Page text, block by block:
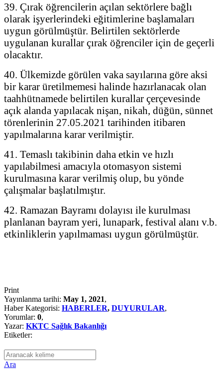
39. Çırak öğrencilerin açılan sektörlere bağlı
olarak işyerlerindeki eğitimlerine başlamaları
uygun görülmüştür. Belirtilen sektörlerde
uygulanan kurallar çırak öğrenciler için de geçerli
olacaktır.
40. Ülkemizde görülen vaka sayılarına göre aksi
bir karar üretilmemesi halinde hazırlanacak olan
taahhütnamede belirtilen kurallar çerçevesinde
açık alanda yapılacak nişan, nikah, düğün, sünnet
törenlerinin 27.05.2021 tarihinden itibaren
yapılmalarına karar verilmiştir.
41. Temaslı takibinin daha etkin ve hızlı
yapılabilmesi amacıyla otomasyon sistemi
kurulmasına karar verilmiş olup, bu yönde
çalışmalar başlatılmıştır.
42. Ramazan Bayramı dolayısı ile kurulması
planlanan bayram yeri, lunapark, festival alanı v.b.
etkinliklerin yapılmaması uygun görülmüştür.
Print
Yayınlanma tarihi: May 1, 2021,
Haber Kategorisi: HABERLER, DUYURULAR,
Yorumlar: 0,
Yazar: KKTC Sağlık Bakanlığı
Etiketler:
Ara